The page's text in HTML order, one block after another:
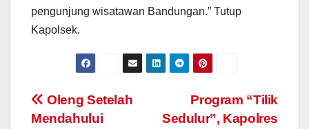
pengunjung wisatawan Bandungan.” Tutup
Kapolsek.
Post
Program “Tilik
Sedulur”, Kapolres
Oleng Setelah
Mendahului